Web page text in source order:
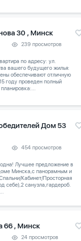
30 , Минск
239 просмотров
по адресу: ул.
вашего будущего жилья:
обеспечивают отличную
году проведен полный
Дом 53
454 просмотров
одна! Лучшее предложение в
Минска,с панорамным и
Кабинет/Просторная
себе),2 санузла,гардероб.
66 , Минск
24 просмотров